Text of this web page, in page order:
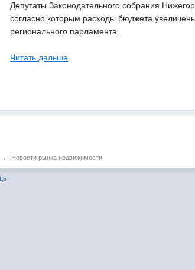
Депутаты Законодательного собрания
согласно которым расходы бюджета
регионального парламента.
Читать дальше
→ Новости рынка недвижимости